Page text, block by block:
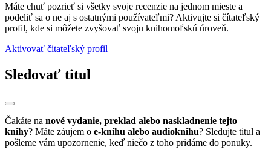
Máte chuť pozrieť si všetky svoje recenzie na jednom mieste a
podeliť sa o ne aj s ostatnými používateľmi? Aktivujte si čítateľský
profil, kde si môžete zvyšovať svoju knihomoľskú úroveň.
Aktivovať čitateľský profil
Sledovať titul
Čakáte na nové vydanie, preklad alebo naskladnenie tejto
knihy? Máte záujem o e-knihu alebo audioknihu? Sledujte titul a
pošleme vám upozornenie, keď niečo z toho pridáme do ponuky.